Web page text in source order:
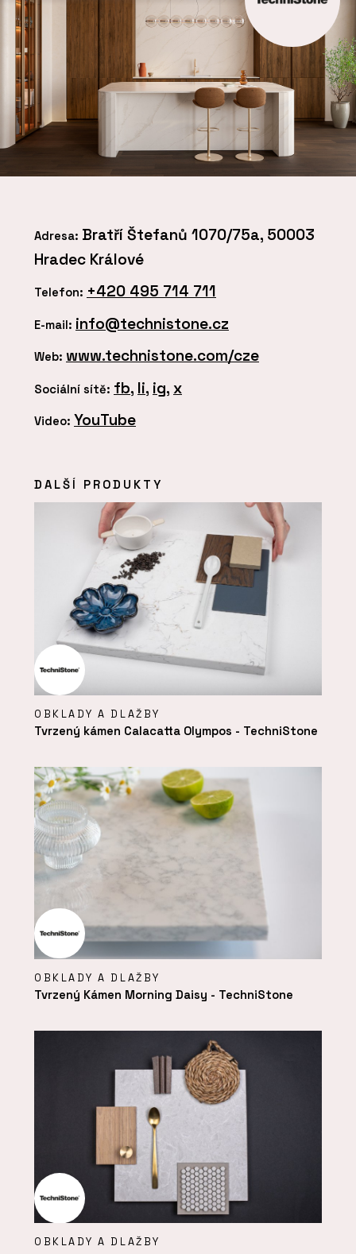
Adresa: Bratří Štefanů 1070/75a, 50003
Hradec Králové
Telefon: +420 495 714 711
E-mail: info@technistone.cz
Web: www.technistone.com/cze
Sociální sítě: fb, li, ig, x
Video: YouTube
DALŠÍ PRODUKTY
OBKLADY A DLAŽBY
Tvrzený kámen Calacatta Olympos - TechniStone
OBKLADY A DLAŽBY
Tvrzený Kámen Morning Daisy - TechniStone
OBKLADY A DLAŽBY